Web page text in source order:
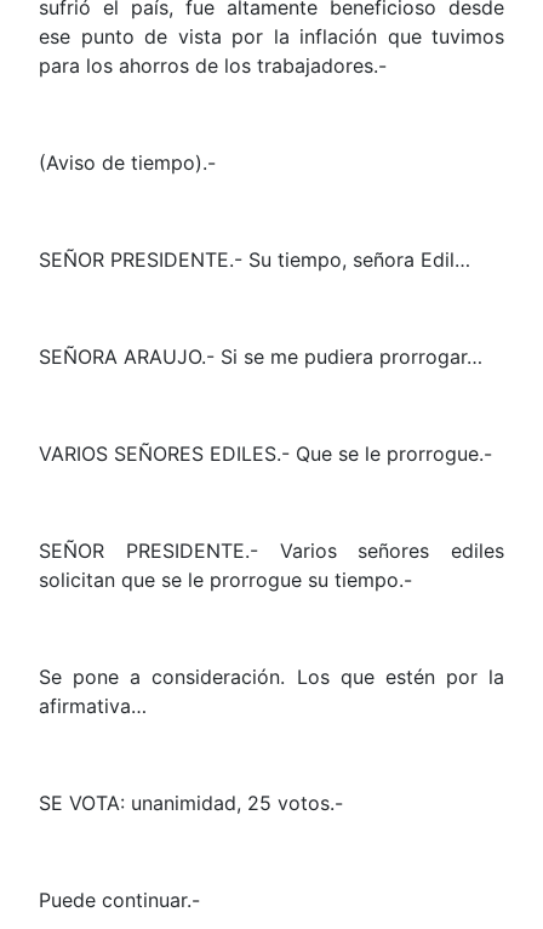
sufrió el país, fue altamente beneficioso desde
ese punto de vista por la inflación que tuvimos
para los ahorros de los trabajadores.-
(Aviso de tiempo).-
SEÑOR PRESIDENTE.- Su tiempo, señora Edil…
SEÑORA ARAUJO.- Si se me pudiera prorrogar…
VARIOS SEÑORES EDILES.- Que se le prorrogue.-
SEÑOR PRESIDENTE.- Varios señores ediles
solicitan que se le prorrogue su tiempo.-
Se pone a consideración. Los que estén por la
afirmativa…
SE VOTA: unanimidad, 25 votos.-
Puede continuar.-